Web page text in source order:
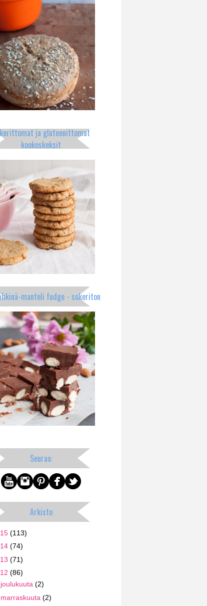
ja gluteenittomat
kookoskeksit
manteli fudge - sokeriton
Seuraa:
Arkisto
(113)
(74)
(71)
(86)
joulukuuta (2)
marraskuuta (2)